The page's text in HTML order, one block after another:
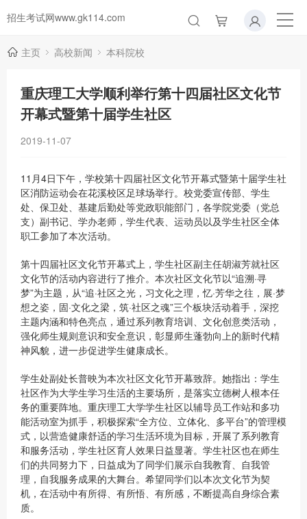
招生考试网www.gk114.com
主页 高校新闻 本科院校
重庆理工大学顺利举行第十四届社区文化节
开幕式暨第十届学生社区
2019-11-07
11月4日下午，学校第十四届社区文化节开幕式暨第十届学生社
区消防运动会在花溪校区足球场举行。校党委宣传部、学生
处、保卫处、基建后勤处等党政职能部门，各学院党委（党总
支）副书记、学办老师，学生代表、运动员以及学生社区全体
职工参加了本次活动。
第十四届社区文化节开幕式上，学生社区副主任胡淑芳就社区
文化节的活动内容进行了推介。本次社区文化节以“追溯·寻
梦”为主题，从“追·社区之光，习文化之理，忆·芳华之往，展·梦
想之姿，固·文化之梁，筑·社区之魂”三个板块活动着手，深挖
主题内涵和特色亮点，通过系列教育培训、文化创意类活动，
强化师生规则意识和安全意识，彰显师生蓬勃向上的新时代精
神风貌，进一步促进学生健康成长。
学生处副处长普映为本次社区文化节开幕致辞。她指出：学生
社区作为大学生学习生活的主要场所，是落实立德树人根本任
务的重要阵地。重庆理工大学学生社区以辅导员工作站和多功
能活动室为抓手，积极探索“全方位、立体化、多平台”的管理模
式，以营造健康舒适的学习生活环境为目标，开展了系列教育
和服务活动，学生社区育人效果日益显著。学生社区也在师生
们的共同努力下，日益成为了同学们展示自我教育、自我管
理，自我服务成果的大舞台。希望同学们以本次文化节为契
机，在活动中有所得、有所悟、有所感，不断提高自身综合素
质。